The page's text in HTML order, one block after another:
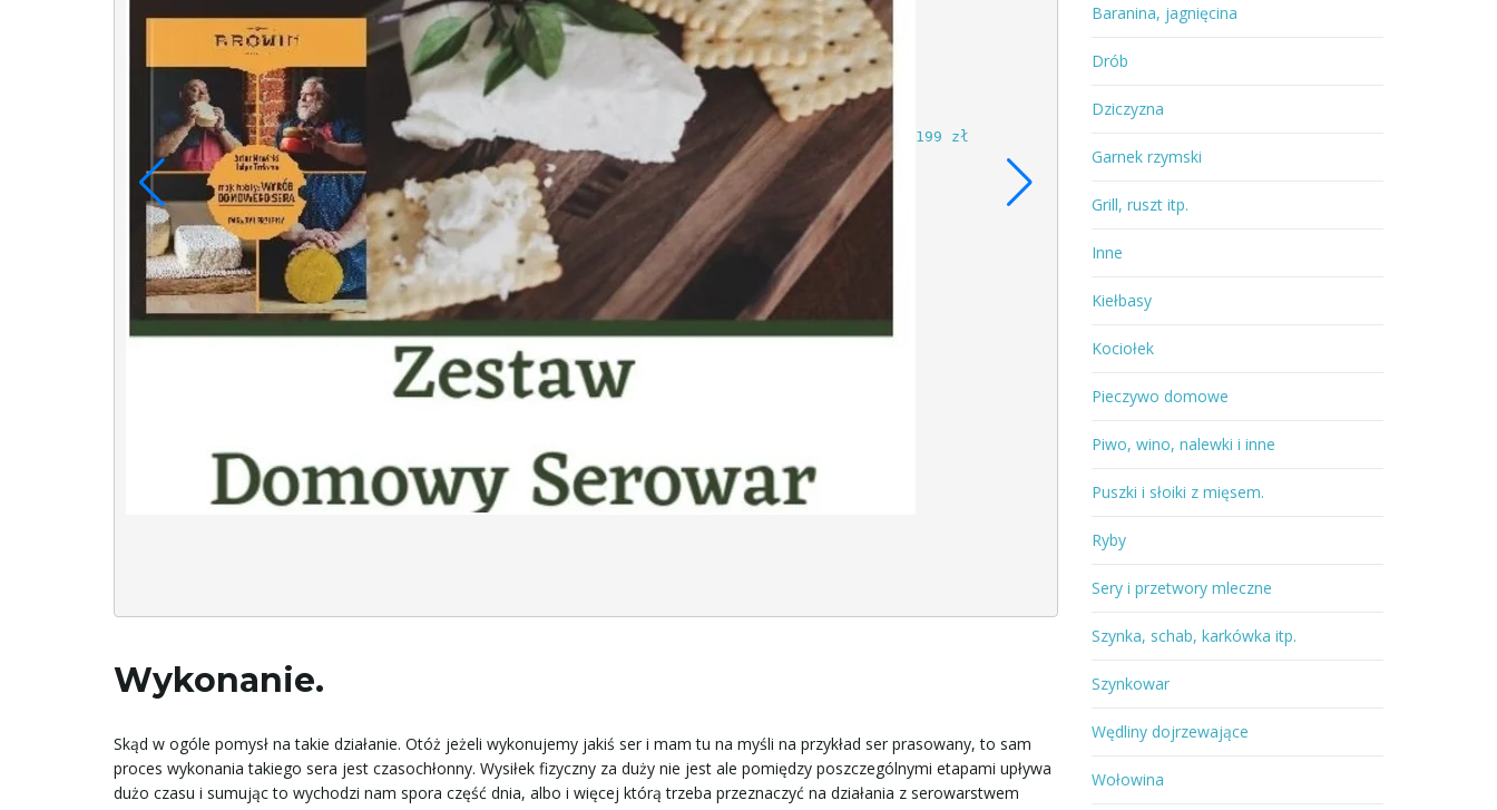
199 zł
Wykonanie.
Skąd w ogóle pomysł na takie działanie. Otóż jeżeli wykonujemy jakiś ser i mam tu na myśli na przykład ser prasowany, to sam
proces wykonania takiego sera jest czasochłonny. Wysiłek fizyczny za duży nie jest ale pomiędzy poszczególnymi etapami upływa
dużo czasu i sumując to wychodzi nam spora część dnia, albo i więcej którą trzeba przeznaczyć na działania z serowarstwem
Baranina, jagnięcina
Drób
Dziczyzna
Garnek rzymski
Grill, ruszt itp.
Inne
Kiełbasy
Kociołek
Pieczywo domowe
Piwo, wino, nalewki i inne
Puszki i słoiki z mięsem.
Ryby
Sery i przetwory mleczne
Szynka, schab, karkówka itp.
Szynkowar
Wędliny dojrzewające
Wołowina